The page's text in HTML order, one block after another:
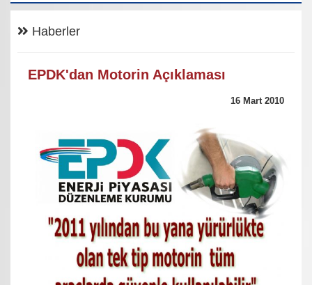
Haberler
EPDK'dan Motorin Açıklaması
16 Mart 2010